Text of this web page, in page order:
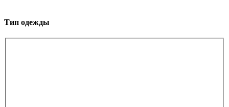
Тип одежды